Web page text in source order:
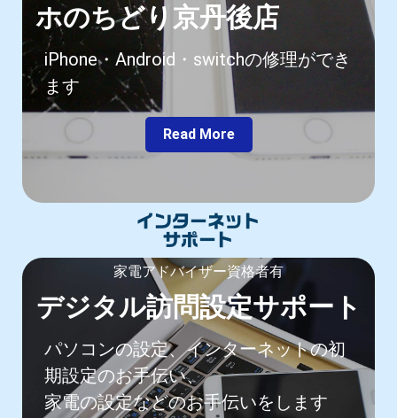
ホのちどり京丹後店
iPhone・Android・switchの修理ができ
ます
Read More
インターネット
サポート
家電アドバイザー資格者有
デジタル訪問設定サポート
パソコンの設定、インターネットの初
期設定のお手伝い、
家電の設定などのお手伝いをします